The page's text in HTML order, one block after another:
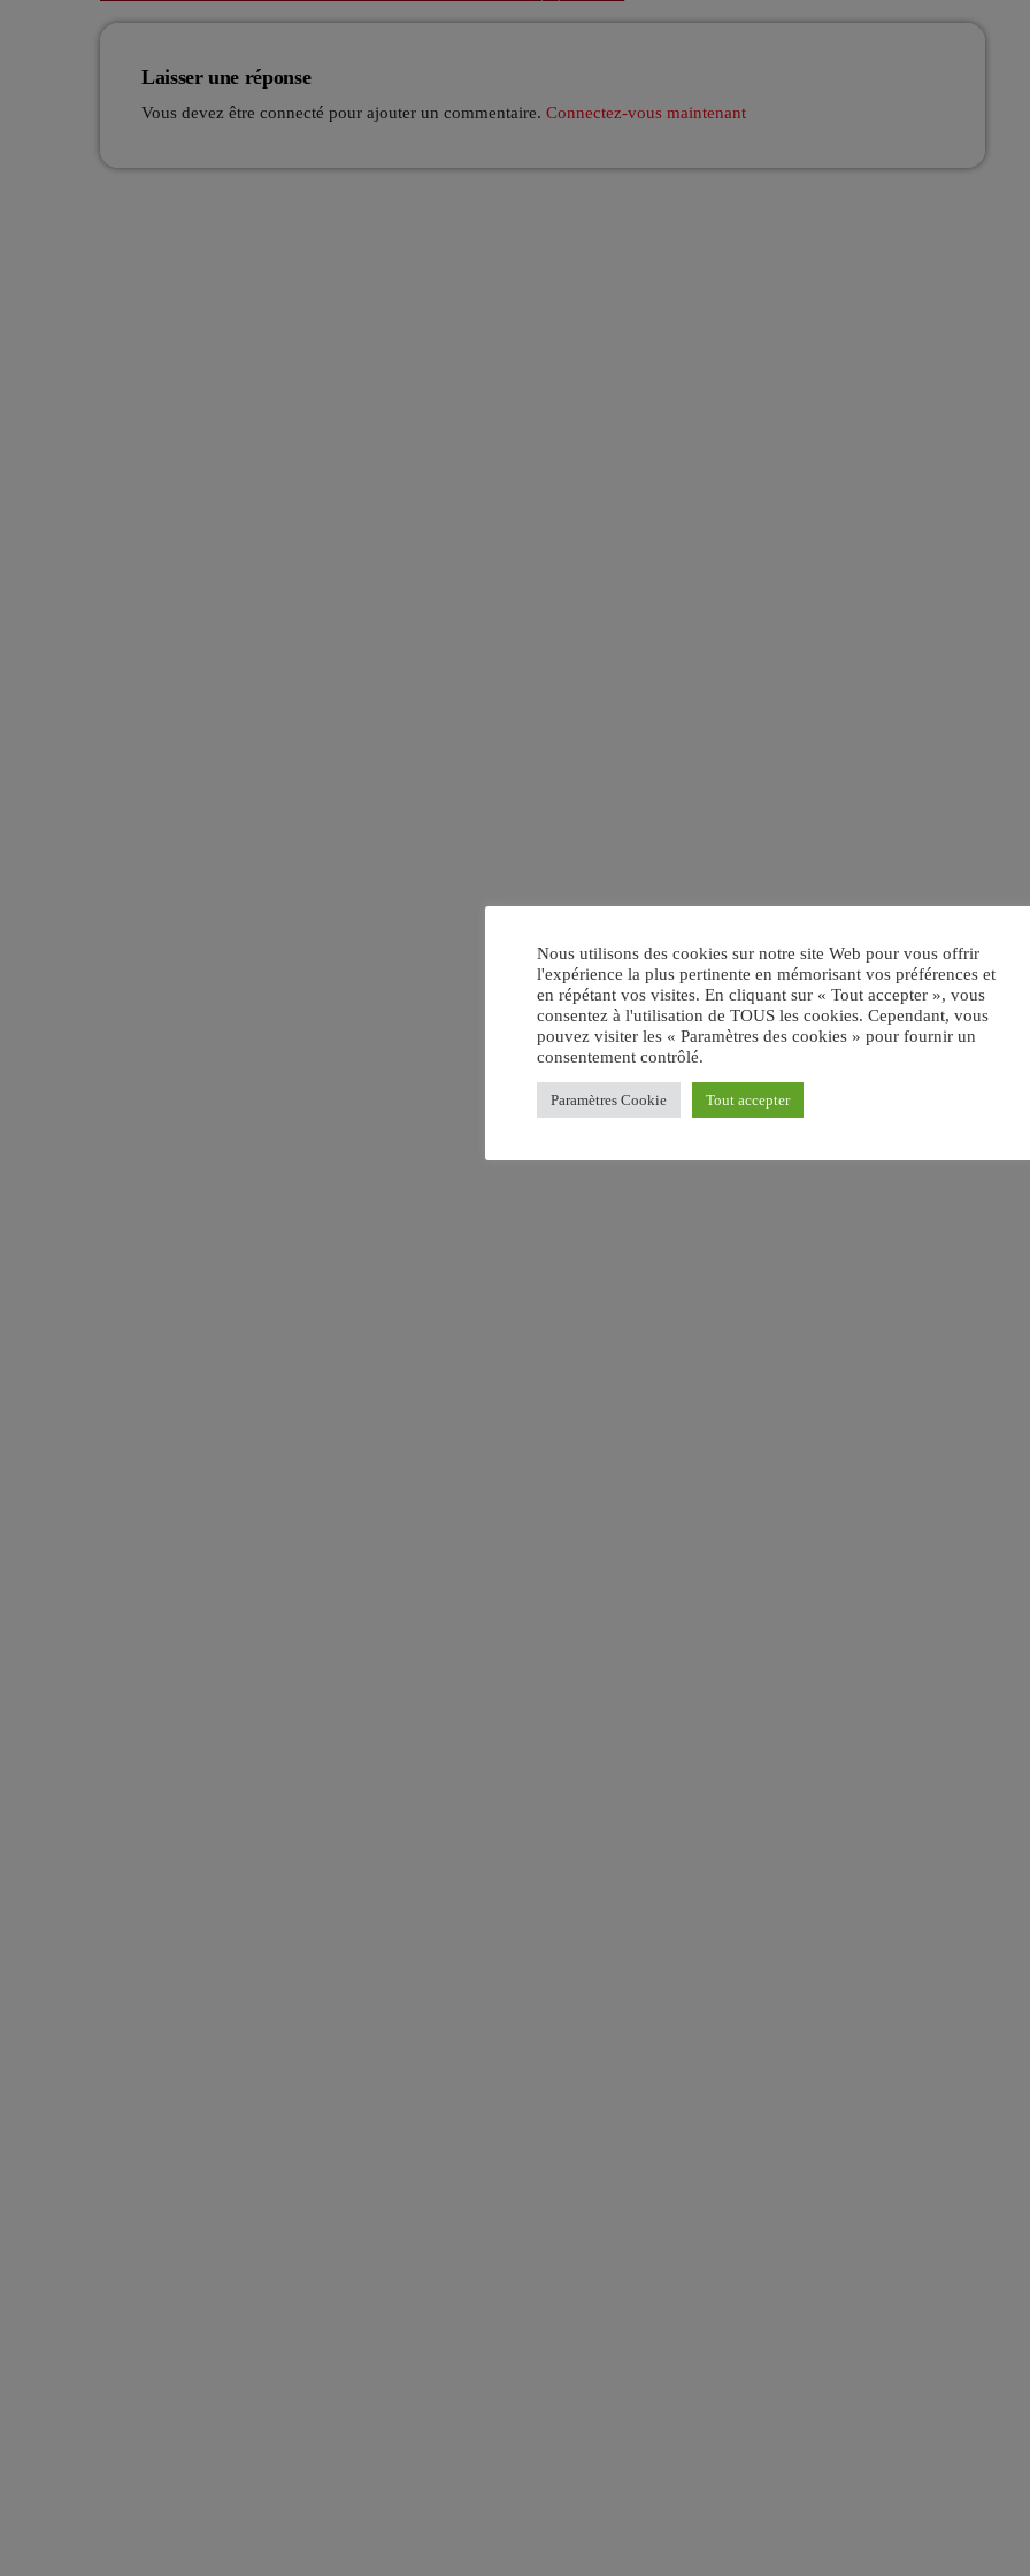
Laisser une réponse
Vous devez être connecté pour ajouter un commentaire. Connectez-vous maintenant
Nous utilisons des cookies sur notre site Web pour vous offrir
l'expérience la plus pertinente en mémorisant vos préférences et
en répétant vos visites. En cliquant sur « Tout accepter », vous
consentez à l'utilisation de TOUS les cookies. Cependant, vous
pouvez visiter les « Paramètres des cookies » pour fournir un
consentement contrôlé.
Paramètres Cookie Tout accepter